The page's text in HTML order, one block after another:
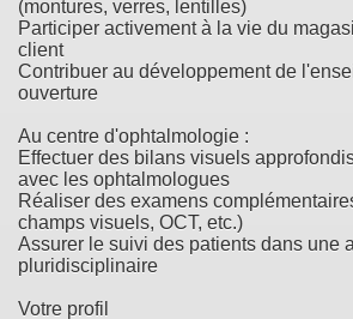
(montures, verres, lentilles)
Participer activement à la vie du
client
Contribuer au développement de
ouverture
Au centre d'ophtalmologie :
Effectuer des bilans visuels
avec les ophtalmologues
Réaliser des examens
champs visuels, OCT, etc.)
Assurer le suivi des patients dans une
pluridisciplinaire
Votre profil